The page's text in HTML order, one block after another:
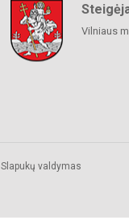
Vilniaus
Slapukų valdymas